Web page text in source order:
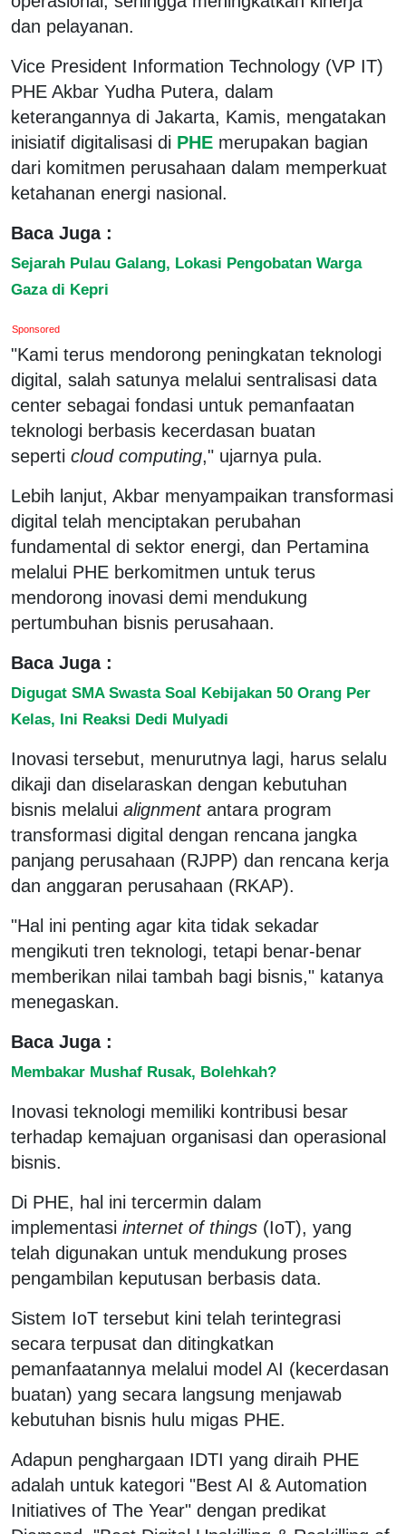
dan pelayanan.
Vice President Information Technology (VP IT)
PHE Akbar Yudha Putera, dalam
keterangannya di Jakarta, Kamis, mengatakan
inisiatif digitalisasi di PHE merupakan bagian
dari komitmen perusahaan dalam memperkuat
ketahanan energi nasional.
Baca Juga :
Sejarah Pulau Galang, Lokasi Pengobatan Warga
Gaza di Kepri
Sponsored
"Kami terus mendorong peningkatan teknologi
digital, salah satunya melalui sentralisasi data
center sebagai fondasi untuk pemanfaatan
teknologi berbasis kecerdasan buatan
seperti cloud computing," ujarnya pula.
Lebih lanjut, Akbar menyampaikan transformasi
digital telah menciptakan perubahan
fundamental di sektor energi, dan Pertamina
melalui PHE berkomitmen untuk terus
mendorong inovasi demi mendukung
pertumbuhan bisnis perusahaan.
Baca Juga :
Digugat SMA Swasta Soal Kebijakan 50 Orang Per
Kelas, Ini Reaksi Dedi Mulyadi
Inovasi tersebut, menurutnya lagi, harus selalu
dikaji dan diselaraskan dengan kebutuhan
bisnis melalui alignmentantara program
transformasi digital dengan rencana jangka
panjang perusahaan (RJPP) dan rencana kerja
dan anggaran perusahaan (RKAP).
"Hal ini penting agar kita tidak sekadar
mengikuti tren teknologi, tetapi benar-benar
memberikan nilai tambah bagi bisnis," katanya
menegaskan.
Baca Juga :
Membakar Mushaf Rusak, Bolehkah?
Inovasi teknologi memiliki kontribusi besar
terhadap kemajuan organisasi dan operasional
bisnis.
Di PHE, hal ini tercermin dalam
implementasi internet of things (IoT), yang
telah digunakan untuk mendukung proses
pengambilan keputusan berbasis data.
Sistem IoT tersebut kini telah terintegrasi
secara terpusat dan ditingkatkan
pemanfaatannya melalui model AI (kecerdasan
buatan) yang secara langsung menjawab
kebutuhan bisnis hulu migas PHE.
Adapun penghargaan IDTI yang diraih PHE
adalah untuk kategori "Best AI & Automation
Initiatives of The Year" dengan predikat